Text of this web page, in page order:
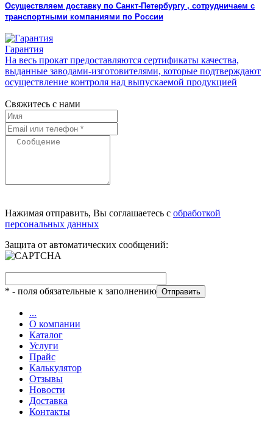
Осуществляем доставку по Санкт-Петербургу , сотрудничаем с
транспортными компаниями по России
Гарантия
На весь прокат предоставляются сертификаты качества,
выданные заводами-изготовителями, которые подтверждают
осуществление контроля над выпускаемой продукцией
Свяжитесь с нами
Нажимая отправить, Вы соглашаетесь с обработкой
персональных данных
Защита от автоматических сообщений:
* - поля обязательные к заполнению
...
О компании
Каталог
Услуги
Прайс
Калькулятор
Отзывы
Новости
Доставка
Контакты